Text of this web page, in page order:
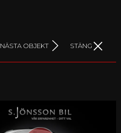
DÖLJ MENY
NÄSTA OBJEKT STÄNG